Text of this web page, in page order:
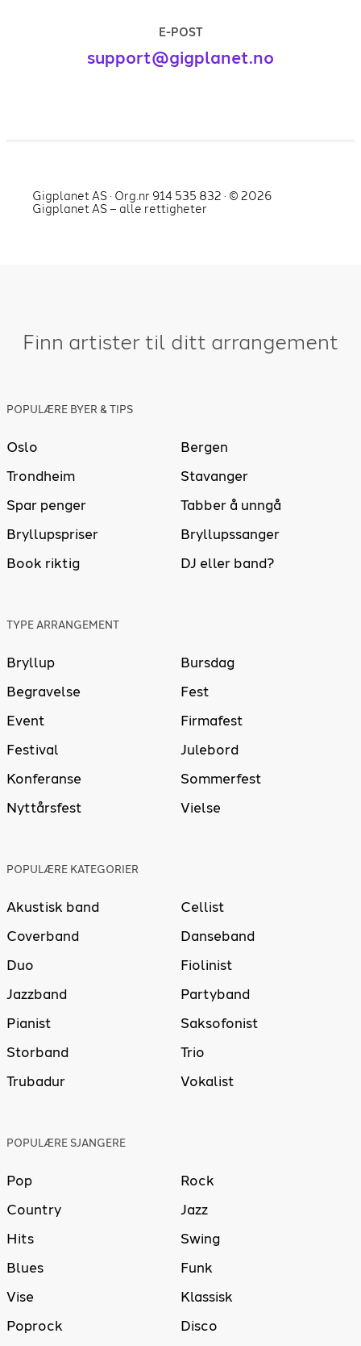
E-POST
support@gigplanet.no
Gigplanet AS · Org.nr 914 535 832 · © 2026
Gigplanet AS – alle rettigheter
Finn artister til ditt arrangement
POPULÆRE BYER & TIPS
Oslo
Bergen
Trondheim
Stavanger
Spar penger
Tabber å unngå
Bryllupspriser
Bryllupssanger
Book riktig
DJ eller band?
TYPE ARRANGEMENT
Bryllup
Bursdag
Begravelse
Fest
Event
Firmafest
Festival
Julebord
Konferanse
Sommerfest
Nyttårsfest
Vielse
POPULÆRE KATEGORIER
Akustisk band
Cellist
Coverband
Danseband
Duo
Fiolinist
Jazzband
Partyband
Pianist
Saksofonist
Storband
Trio
Trubadur
Vokalist
POPULÆRE SJANGERE
Pop
Rock
Country
Jazz
Hits
Swing
Blues
Funk
Vise
Klassisk
Poprock
Disco